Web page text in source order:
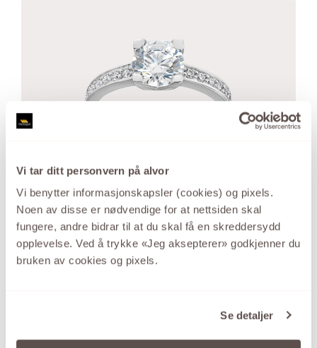
Vi tar ditt personvern på alvor
Vi benytter informasjonskapsler (cookies) og pixels.
Noen av disse er nødvendige for at nettsiden skal
fungere, andre bidrar til at du skal få en skreddersydd
opplevelse. Ved å trykke «Jeg aksepterer» godkjenner du
bruken av cookies og pixels.
Se detaljer
GID
Den store kolleksjonen sølvsmykker med de
SE UTVALGET HER